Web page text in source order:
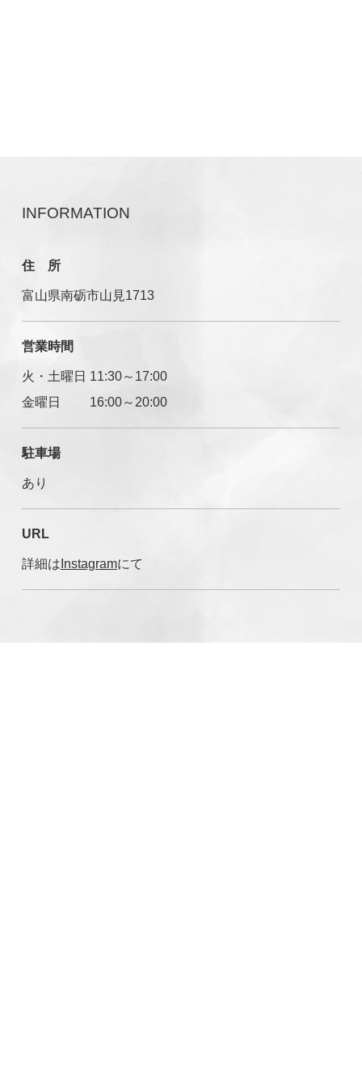
INFORMATION
住 所
富山県南砺市山見1713
営業時間
火・土曜日 11:30～17:00
金曜日 16:00～20:00
駐車場
あり
URL
詳細は Instagramにて